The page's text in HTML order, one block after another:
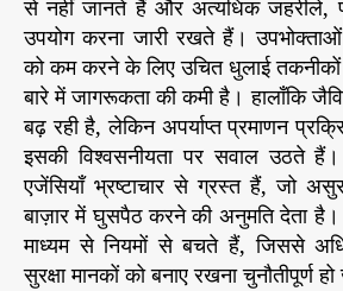
से नहीं जानते हैं और अत्यधिक जहरीले,
उपयोग करना जारी रखते हैं।
को कम करने के लिए उचित धुलाई
बारे में जागरूकता की कमी है। हालाँकि
बढ़ रही है, लेकिन अपर्याप्त प्रमाणन
इसकी विश्वसनीयता पर सवाल उठते हैं।
एजेंसियाँ भ्रष्टाचार से ग्रस्त हैं, जो
बाज़ार में घुसपैठ करने की अनुमति देता
माध्यम से नियमों से बचते हैं, जिससे
सुरक्षा मानकों को बनाए रखना चुनौतीपूर्ण